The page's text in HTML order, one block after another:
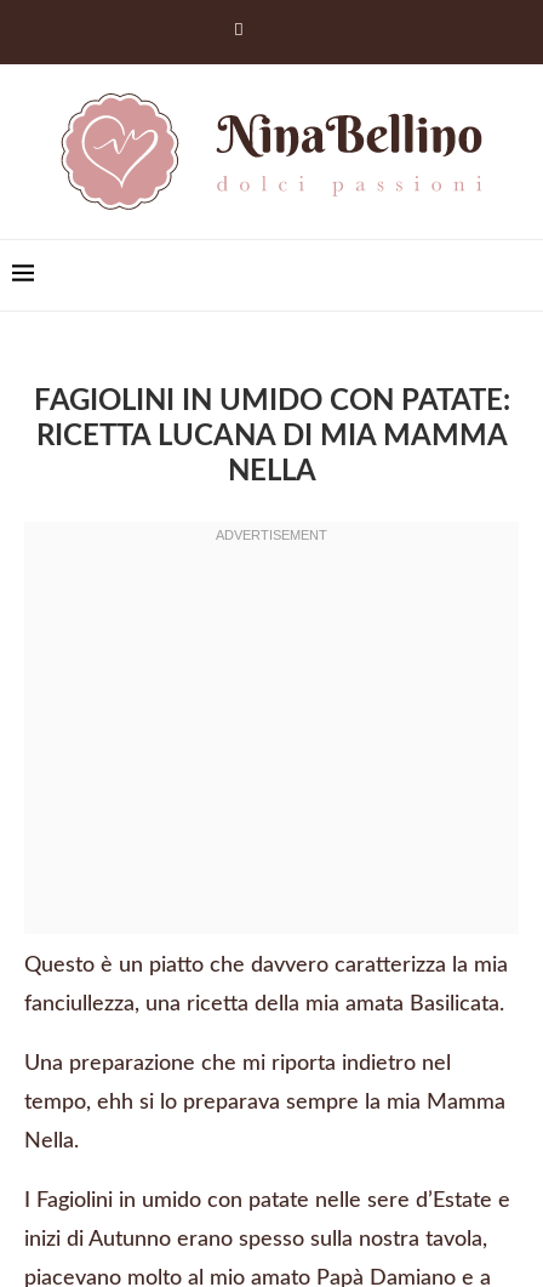
FAGIOLINI IN UMIDO CON PATATE:
RICETTA LUCANA DI MIA MAMMA
NELLA
Questo è un piatto che davvero caratterizza la mia
fanciullezza, una ricetta della mia amata Basilicata.
Una preparazione che mi riporta indietro nel
tempo, ehh si lo preparava sempre la mia Mamma
Nella.
I Fagiolini in umido con patate nelle sere d’Estate e
inizi di Autunno erano spesso sulla nostra tavola,
piacevano molto al mio amato Papà Damiano e a